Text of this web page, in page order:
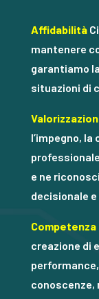
Affidabilità
mantenere
garantiamo
situazioni di
l’impegno,
e ne
decisionale
Competenza
creazione di
conoscenze,